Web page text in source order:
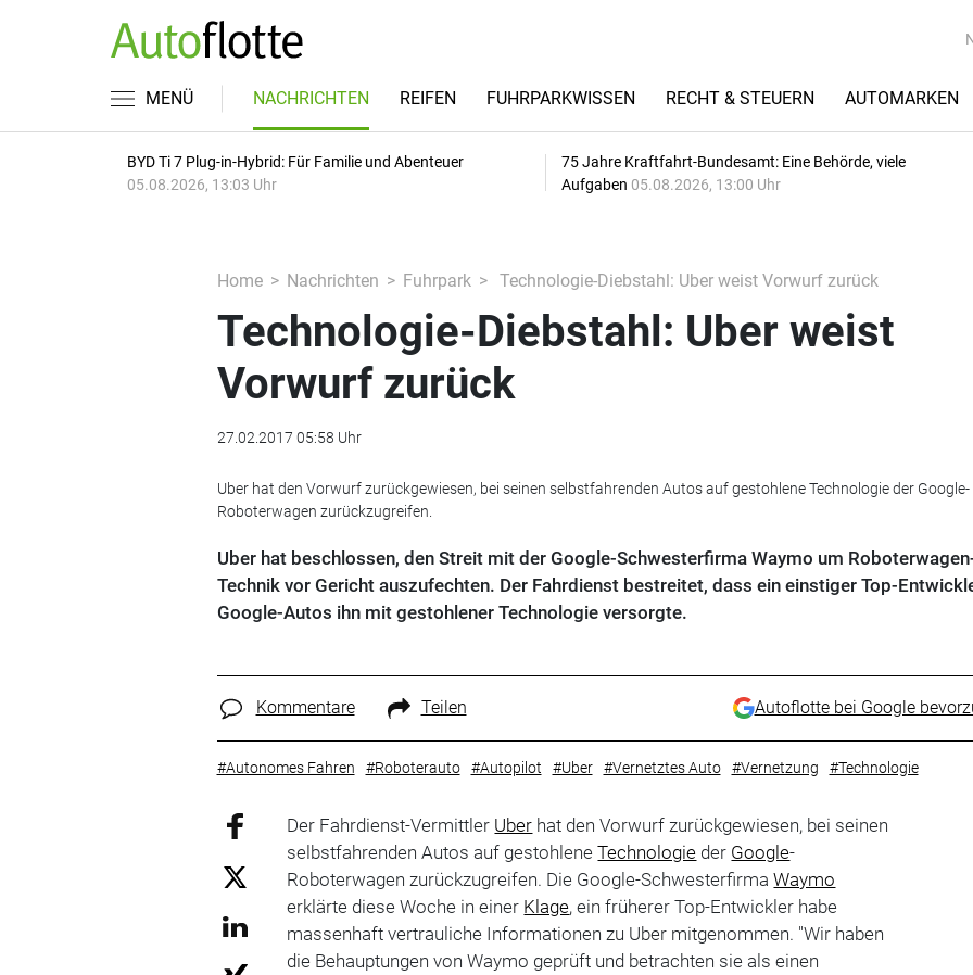
MENÜ NACHRICHTEN REIFEN FUHRPARKWISSEN RECHT & STEUERN AUTOMARKEN
BYD Ti 7 Plug-in-Hybrid: Für Familie und Abenteuer
05.08.2026, 13:03 Uhr
75 Jahre Kraftfahrt-Bundesamt: Eine Behörde, viele
Aufgaben 05.08.2026, 13:00 Uhr
Home Nachrichten Fuhrpark Technologie-Diebstahl: Uber weist Vorwurf zurück
Technologie-Diebstahl: Uber weist
Vorwurf zurück
27.02.2017 05:58 Uhr
Uber hat den Vorwurf zurückgewiesen, bei seinen selbstfahrenden Autos auf gestohlene Technologie der Google-
Roboterwagen zurückzugreifen.
Uber hat beschlossen, den Streit mit der Google-Schwesterfirma Waymo um
Technik vor Gericht auszufechten. Der Fahrdienst bestreitet, dass ein einstiger Top-
Google-Autos ihn mit gestohlener Technologie versorgte.
Kommentare Teilen Autoflotte bei Google
#Autonomes Fahren #Roboterauto #Autopilot #Uber #Vernetztes Auto #Vernetzung #Technologie
Der Fahrdienst-Vermittler Uber hat den Vorwurf zurückgewiesen, bei seinen
selbstfahrenden Autos auf gestohleneTechnologie der Google-
Roboterwagen zurückzugreifen. Die Google-SchwesterfirmaWaymo
erklärte diese Woche in einer Klage, ein früherer Top-Entwickler habe
massenhaft vertrauliche Informationen zu Uber mitgenommen. "Wir haben
die Behauptungen von Waymo geprüft und betrachten sie als einen